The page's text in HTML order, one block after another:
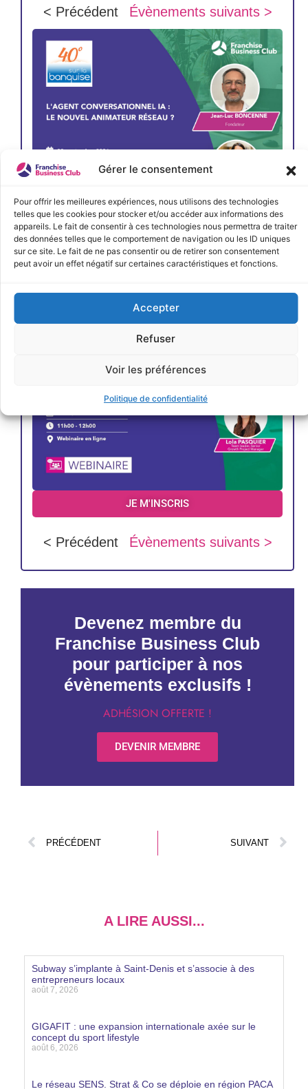
Gérer le consentement
Pour offrir les meilleures expériences, nous utilisons des technologies
telles que les cookies pour stocker et/ou accéder aux informations des
appareils. Le fait de consentir à ces technologies nous permettra de traiter
des données telles que le comportement de navigation ou les ID uniques
sur ce site. Le fait de ne pas consentir ou de retirer son consentement
peut avoir un effet négatif sur certaines caractéristiques et fonctions.
Accepter
Refuser
Voir les préférences
Politique de confidentialité
< Précédent Évènements suivants >
JE M'INSCRIS
JE M'INSCRIS
< Précédent Évènements suivants >
Devenez membre du
Franchise Business Club
pour participer à nos
évènements exclusifs !
ADHÉSION OFFERTE !
DEVENIR MEMBRE
PRÉCÉDENT SUIVANT
A LIRE AUSSI...
Subway s’implante à Saint-Denis et s’associe à des
entrepreneurs locaux
août 7, 2026
GIGAFIT : une expansion internationale axée sur le
concept du sport lifestyle
août 6, 2026
Le réseau SENS. Strat & Co se déploie en région PACA